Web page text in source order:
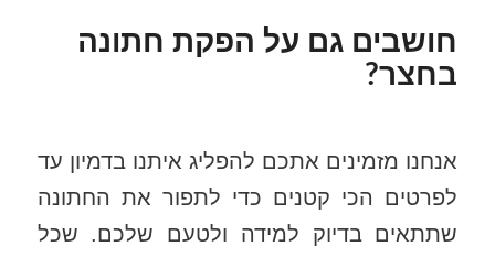
חושבים גם על הפקת חתונה
בחצר?
אנחנו מזמינים אתכם להפליג איתנו בדמיון עד
לפרטים הכי קטנים כדי לתפור את החתונה
שתתאים בדיוק למידה ולטעם שלכם. שכל